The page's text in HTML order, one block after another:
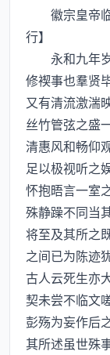
徽宗皇帝临
行】
永和九年岁
修褉事也羣贤
又有清流激湍
丝竹管弦之盛
清惠风和畅仰
足以极视听之
怀抱晤言一室
殊静躁不同当
将至及其所之
之间已为陈迹
古人云死生亦
契未尝不临文
彭殇为妄作后
其所述虽世殊